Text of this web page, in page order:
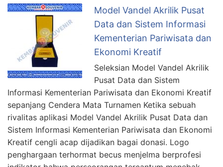
Model Vandel Akrilik Pusat
Data dan Sistem Informasi
Kementerian Pariwisata dan
Ekonomi Kreatif
Seleksian Model Vandel Akrilik
Pusat Data dan Sistem
Informasi Kementerian Pariwisata dan Ekonomi Kreatif
sepanjang Cendera Mata Turnamen Ketika sebuah
rivalitas aplikasi Model Vandel Akrilik Pusat Data dan
Sistem Informasi Kementerian Pariwisata dan Ekonomi
Kreatif cengli acap dijadikan bagai donasi. Logo
penghargaan terhormat becus menjelma berprofesi